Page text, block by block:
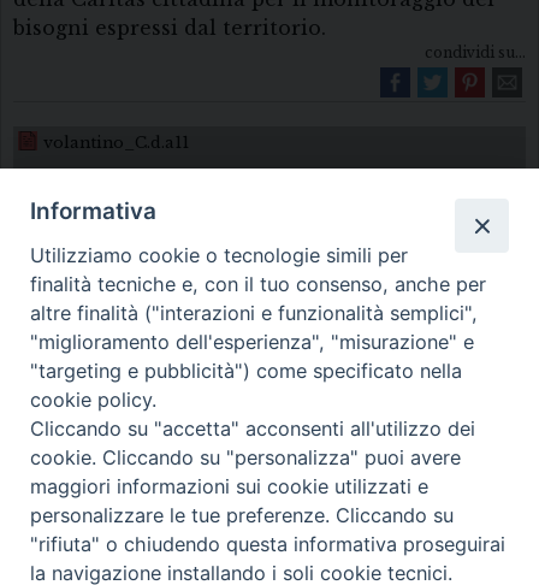
bisogni espressi dal territorio.
condividi su...
volantino_C.d.a11
Diocesi di Melfi Rapolla Venosa
• Largo Duomo, 12 - 85025 MELFI (PZ) •
Tel. 0972238604
PEC ufficiale della Diocesi:
diocesi.melfi_rapolla_venosa@legalmail.it
Informativa
Utilizziamo cookie o tecnologie simili per
finalità tecniche e, con il tuo consenso, anche per
altre finalità ("interazioni e funzionalità semplici",
"miglioramento dell'esperienza", "misurazione" e
"targeting e pubblicità") come specificato nella
cookie policy.
Cliccando su "accetta" acconsenti all'utilizzo dei
cookie. Cliccando su "personalizza" puoi avere
maggiori informazioni sui cookie utilizzati e
personalizzare le tue preferenze. Cliccando su
"rifiuta" o chiudendo questa informativa proseguirai
la navigazione installando i soli cookie tecnici.